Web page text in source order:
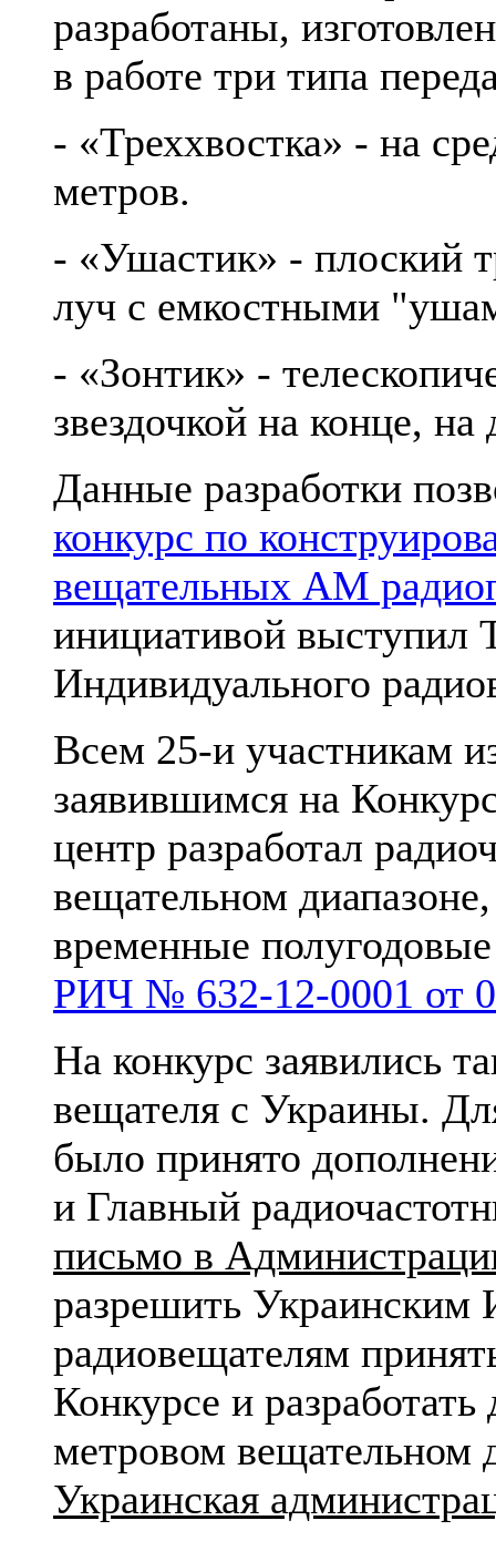
разработаны,
в работе три типа
- «Треххвостка» - на
метров.
- «Ушастик» - плоский
луч с емкостными
- «Зонтик» -
звездочкой на конце,
Данные разработки
конкурс по
вещательных АМ
инициативой выступил
Индивидуального
Всем 25-и участникам
заявившимся на
центр разработал
вещательном
временные
РИЧ № 632-12-0001 от
На конкурс заявились
вещателя с Украины.
было принято
и Главный
письмо в
разрешить Украинским
радиовещателям
Конкурсе и
метровом вещательном
Украинская